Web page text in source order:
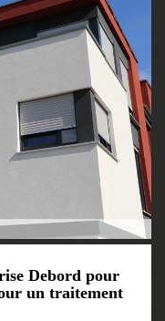
Debord pour
un traitement